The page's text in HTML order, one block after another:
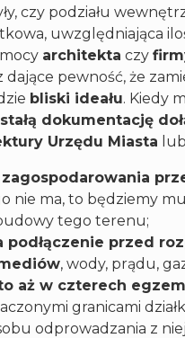
czy podziału
uwzględniająca
architekta czy
dające pewność, że
bliski ideału. Kiedy
dokumentację
Urzędu Miasta lub
nie ma, to będziemy
tego terenu;
podłączenie przed
, wody, prądu,
aż w czterech
granicami
odprowadzania z